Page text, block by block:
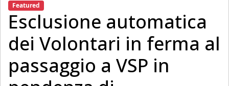
Featured
Esclusione automatica
dei Volontari in ferma al
passaggio a VSP in